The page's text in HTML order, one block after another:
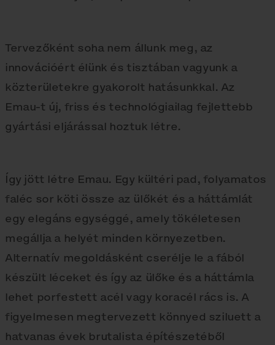
Tervezőként soha nem állunk meg, az
innovációért élünk és tisztában vagyunk a
közterületekre gyakorolt ​​hatásunkkal. Az
Emau-t új, friss és technológiailag fejlettebb
gyártási eljárással hoztuk létre.
Így jött létre Emau. Egy kültéri pad, folyamatos
faléc sor köti össze az ülőkét és a háttámlát
egy elegáns egységgé, amely tökéletesen
megállja a helyét minden környezetben.
Alternatív megoldásként cserélje le a fából
készült léceket és így az ülőke és a háttámla
lehet porfestett acél vagy koracél rács is. A
figyelmesen megtervezett könnyed sziluett a
hatvanas évek brutalista építészetéből